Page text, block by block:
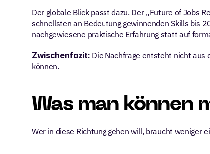
Der globale Blick passt dazu. Der „Future of Jobs
schnellsten an Bedeutung gewinnenden Skills bis
nachgewiesene praktische Erfahrung statt auf
Zwischenfazit: Die Nachfrage entsteht nicht aus
können.
Was man können
Wer in diese Richtung gehen will, braucht